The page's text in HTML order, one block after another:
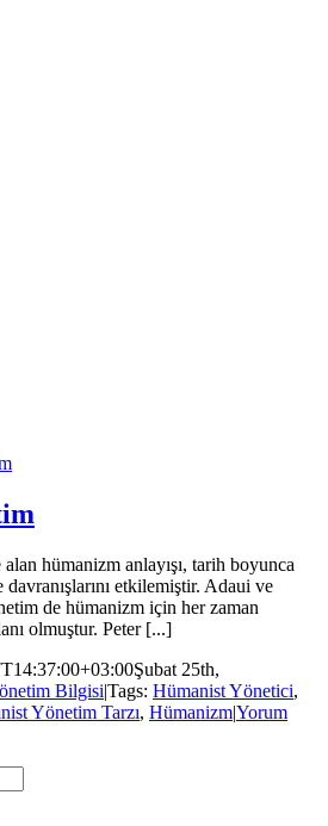
hümanizm anlayışı, tarih boyunca
etkilemiştir. Adaui ve
de hümanizm için her zaman
olmuştur. Peter [...]
Şubat 25th,
Bilgisi|Tags: Hümanist Yönetici,
Yönetim Tarzı, Hümanizm|Yorum